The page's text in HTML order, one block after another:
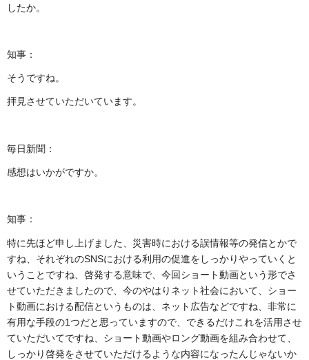
したか。
知事：
そうですね。
拝見させていただいています。
毎日新聞：
感想はいかがですか。
知事：
特に先ほど申し上げました、災害時における誤情報等の発信とかで
すね、それぞれのSNSにおける利用の促進をしっかりやっていくと
いうことですね、啓発する意味で、今回ショート動画という形でさ
せていただきましたので、今のやはりネット社会において、ショー
ト動画における配信というものは、ネット広告などですね、非常に
有用な手段の1つだと思っていますので、できるだけこれを活用させ
ていただいてですね、ショート動画やロング動画を組み合わせて、
しっかり啓発をさせていただけるような内容になったんじゃないか